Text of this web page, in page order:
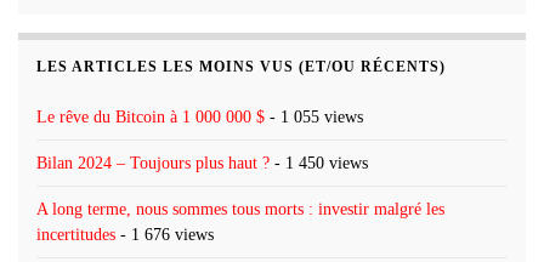
LES ARTICLES LES MOINS VUS (ET/OU RÉCENTS)
Le rêve du Bitcoin à 1 000 000 $ - 1 055 views
Bilan 2024 – Toujours plus haut ? - 1 450 views
A long terme, nous sommes tous morts : investir malgré les
incertitudes - 1 676 views